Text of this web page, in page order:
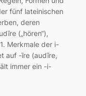
fünf lateinischen
deren
(„hören“),
Merkmale der i-
auf -īre (audīre,
immer ein -i-